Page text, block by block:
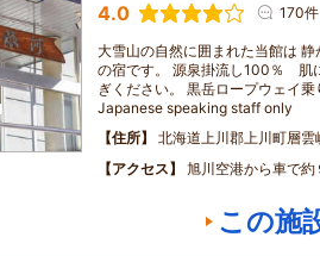
4.0 170件
大雪山の自然に囲まれた当館は
の宿です。 源泉掛流し100％ 肌
ぎください。 黒岳ロープウェイ
Japanese speaking staff only
住所
北海道上川郡上川町層雲
アクセス
旭川空港から車で約
この施